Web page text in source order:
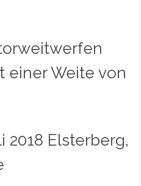
einer Weite von
2018 Elsterberg,